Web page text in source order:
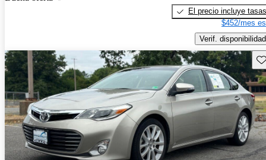
El precio incluye tasas
$452/mes
Verif. disponibilidad